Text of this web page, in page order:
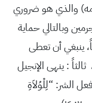
والذي هو ضروري
وبالتالي حماية
ينبغي أن تعطى
: ينهى الإنجيل
الشر: “لِلْوُلاَةِ